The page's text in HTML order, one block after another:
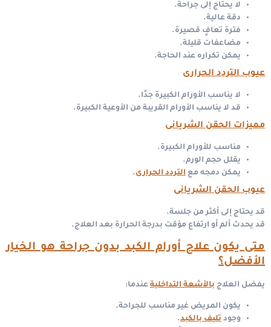
لا يحتاج إلى جراحة.
دقة عالية.
فترة تعافٍ قصيرة.
مضاعفات قليلة.
يمكن تكراره عند الحاجة.
عيوب التردد الحرارى
لا يناسب الأورام الكبيرة جدًا.
قد لا يناسب الأورام القريبة من الأوعية الكبيرة.
مميزات الحقن الشريانى
مناسب للأورام الكبيرة.
يقلل حجم الورم.
يمكن دمجه مع التردد الحرارى.
عيوب الحقن الشريانى
قد يحتاج إلى أكثر من جلسة.
قد يحدث ألم أو ارتفاع مؤقت بدرجة الحرارة بعد العلاج.
متى يكون علاج أورام الكبد بدون جراحة هو الخيار
الأفضل؟
يفضل العلاج بالأشعة التداخلية عندما:
يكون المريض غير مناسب للجراحة.
وجود تليف بالكبد.